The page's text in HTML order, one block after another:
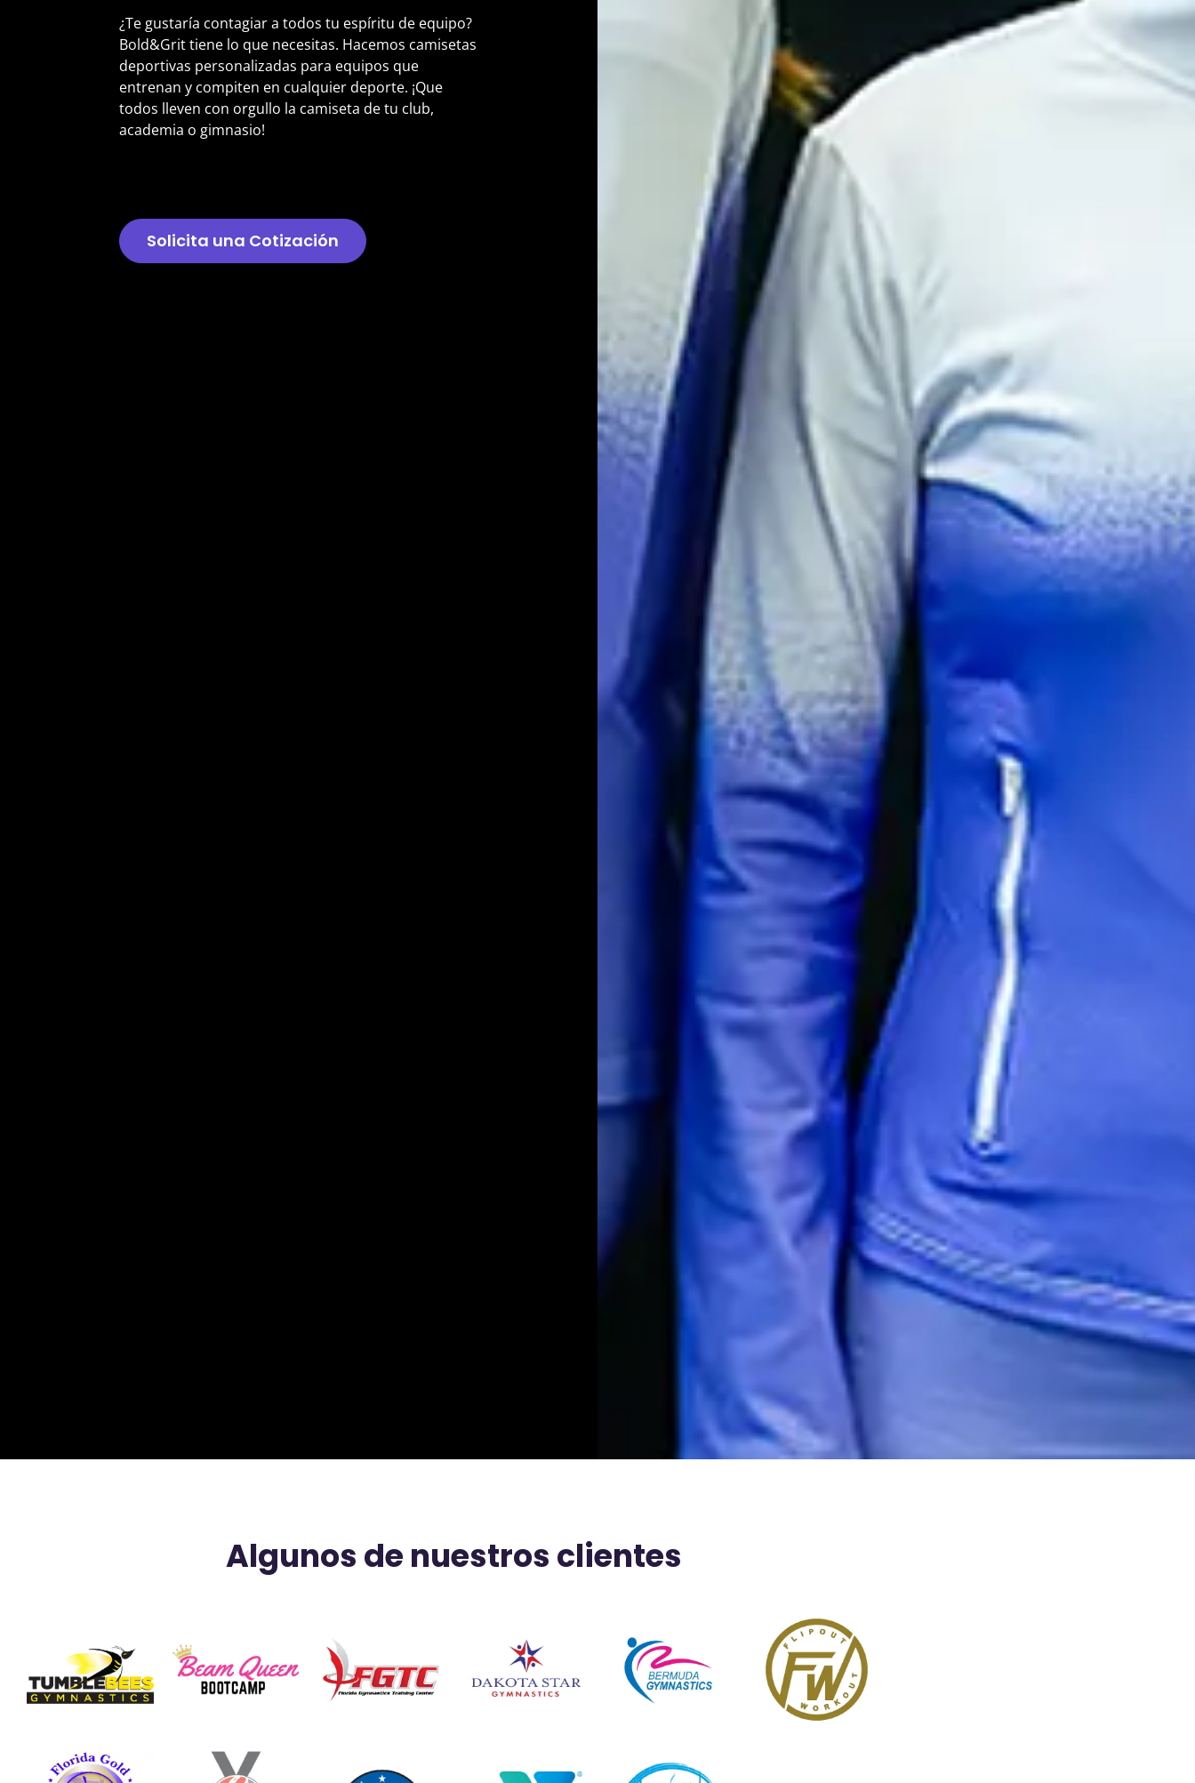
¿Te gustaría contagiar a todos tu espíritu de equipo?
Bold&Grit tiene lo que necesitas. Hacemos camisetas
deportivas personalizadas para equipos que
entrenan y compiten en cualquier deporte. ¡Que
todos lleven con orgullo la camiseta de tu club,
academia o gimnasio!
Solicita una Cotización
Algunos de nuestros clientes